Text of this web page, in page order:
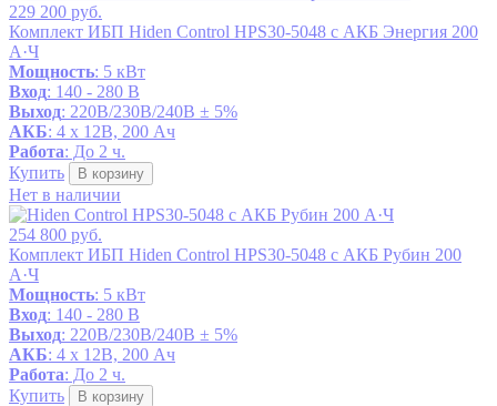
229 200 руб.
Комплект ИБП Hiden Control HPS30-5048 с АКБ Энергия 200
А·Ч
Мощность: 5 кВт
Вход: 140 - 280 В
Выход: 220В/230В/240В ± 5%
АКБ: 4 x 12В, 200 Ач
Работа: До 2 ч.
Купить
В корзину
Нет в наличии
254 800 руб.
Комплект ИБП Hiden Control HPS30-5048 с АКБ Рубин 200
А·Ч
Мощность: 5 кВт
Вход: 140 - 280 В
Выход: 220В/230В/240В ± 5%
АКБ: 4 x 12В, 200 Ач
Работа: До 2 ч.
Купить
В корзину